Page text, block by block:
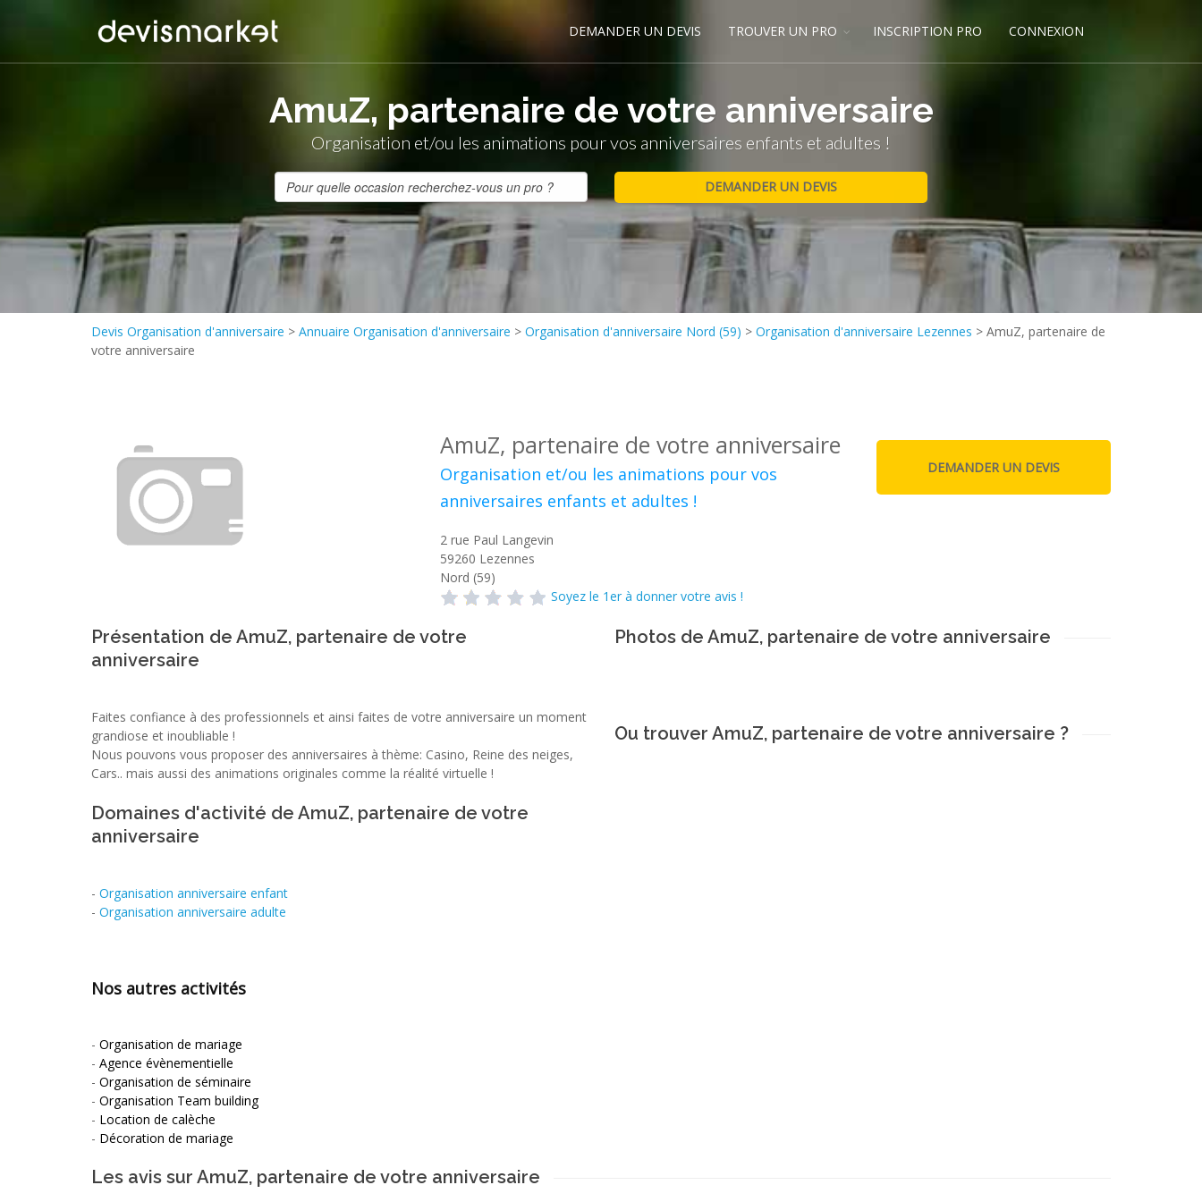
DEMANDER UN DEVIS TROUVER UN PRO INSCRIPTION PRO CONNEXION
AmuZ, partenaire de votre anniversaire
Organisation et/ou les animations pour vos anniversaires enfants et adultes !
Devis Organisation d'anniversaire > Annuaire Organisation d'anniversaire > Organisation d'anniversaire Nord (59) > Organisation d'anniversaire Lezennes > AmuZ, partenaire de
votre anniversaire
AmuZ, partenaire de votre anniversaire
Organisation et/ou les animations pour vos
anniversaires enfants et adultes !
2 rue Paul Langevin
59260 Lezennes
Nord (59)
Soyez le 1er à donner votre avis !
Présentation de AmuZ, partenaire de votre
anniversaire
Faites confiance à des professionnels et ainsi faites de votre anniversaire un moment
grandiose et inoubliable !
Nous pouvons vous proposer des anniversaires à thème: Casino, Reine des neiges,
Cars.. mais aussi des animations originales comme la réalité virtuelle !
Domaines d'activité de AmuZ, partenaire de votre
anniversaire
- Organisation anniversaire enfant
- Organisation anniversaire adulte
Nos autres activités
- Organisation de mariage
- Agence évènementielle
- Organisation de séminaire
- Organisation Team building
- Location de calèche
- Décoration de mariage
Photos de AmuZ, partenaire de votre anniversaire
Ou trouver AmuZ, partenaire de votre anniversaire ?
Les avis sur AmuZ, partenaire de votre anniversaire